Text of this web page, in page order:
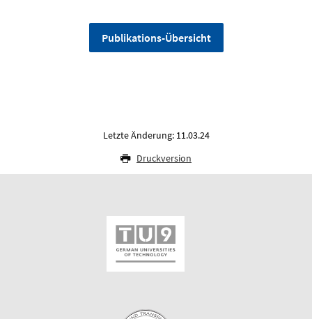
Publikations-Übersicht
Letzte Änderung: 11.03.24
Druckversion